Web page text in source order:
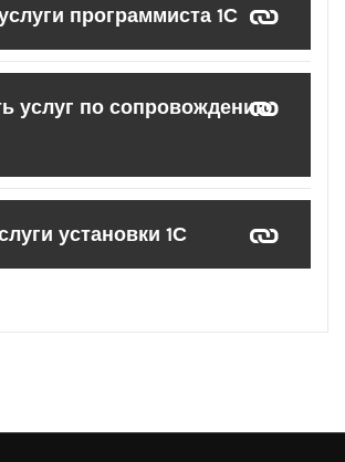
программиста 1С
услуг по сопровождению
установки 1С